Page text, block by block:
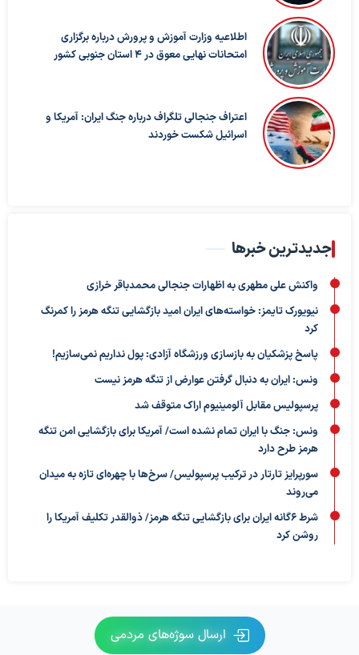
اطلاعیه وزارت آموزش و پرورش درباره برگزاری
امتحانات نهایی معوق در ۴ استان جنوبی کشور
اعتراف جنجالی تلگراف درباره جنگ ایران: آمریکا و
اسرائیل شکست خوردند
جدیدترین خبرها
واکنش علی مطهری به اظهارات جنجالی محمدباقر خرازی
نیویورک تایمز: خواسته‌های ایران امید بازگشایی تنگه هرمز را کمرنگ
کرد
پاسخ پزشکیان به بازسازی ورزشگاه آزادی: پول نداریم نمی‌سازیم!
ونس: ایران به دنبال گرفتن عوارض از تنگه هرمز نیست
پرسپولیس مقابل آلومینیوم اراک متوقف شد
ونس: جنگ با ایران تمام نشده است/ آمریکا برای بازگشایی امن تنگه
هرمز طرح دارد
سورپرایز تارتار در ترکیب پرسپولیس/ سرخ‌ها با چهره‌ای تازه به میدان
می‌روند
شرط ۶گانه ایران برای بازگشایی تنگه هرمز/ ذوالقدر تکلیف آمریکا را
روشن کرد
ارسال سوژه‌های مردمی